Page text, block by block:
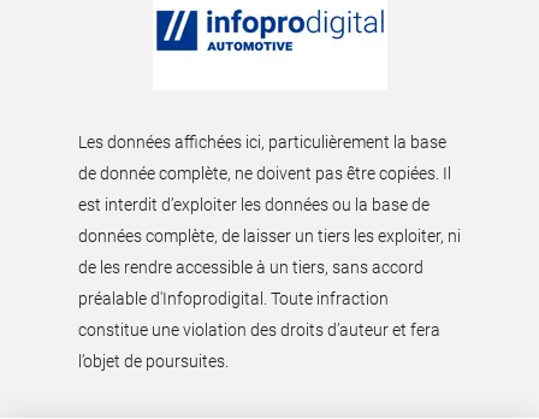
Les données affichées ici, particulièrement la base
de donnée complète, ne doivent pas être copiées. Il
est interdit d’exploiter les données ou la base de
données complète, de laisser un tiers les exploiter, ni
de les rendre accessible à un tiers, sans accord
préalable d'Infoprodigital. Toute infraction
constitue une violation des droits d’auteur et fera
l’objet de poursuites.